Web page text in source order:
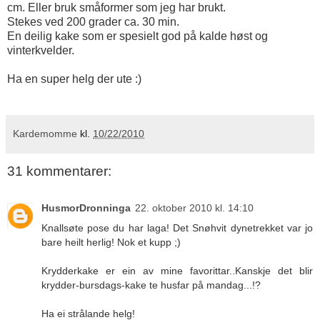
cm. Eller bruk småformer som jeg har brukt.
Stekes ved 200 grader ca. 30 min.
En deilig kake som er spesielt god på kalde høst og
vinterkvelder.
Ha en super helg der ute :)
Kardemomme kl. 10/22/2010
31 kommentarer:
HusmorDronninga 22. oktober 2010 kl. 14:10
Knallsøte pose du har laga! Det Snøhvit dynetrekket var jo
bare heilt herlig! Nok et kupp ;)
Krydderkake er ein av mine favorittar..Kanskje det blir
krydder-bursdags-kake te husfar på mandag...!?
Ha ei strålande helg!